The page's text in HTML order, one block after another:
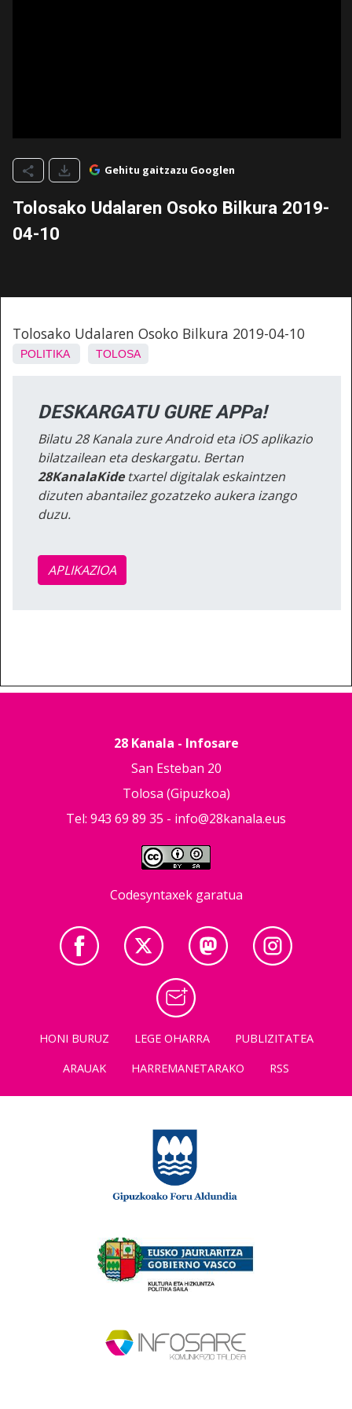
Gehitu gaitzazu Googlen
Tolosako Udalaren Osoko Bilkura 2019-
04-10
Tolosako Udalaren Osoko Bilkura 2019-04-10
POLITIKA TOLOSA
DESKARGATU GURE APPa!
Bilatu 28 Kanala zure Android eta iOS aplikazio
bilatzailean eta deskargatu. Bertan
28KanalaKidetxartel digitalak eskaintzen
dizuten abantailez gozatzeko aukera izango
duzu.
APLIKAZIOA
28 Kanala - Infosare
San Esteban 20
Tolosa (Gipuzkoa)
Tel: 943 69 89 35 - info@28kanala.eus
Codesyntaxek garatua
HONI BURUZ LEGE OHARRA
PUBLIZITATEA
ARAUAK
HARREMANETARAKO RSS